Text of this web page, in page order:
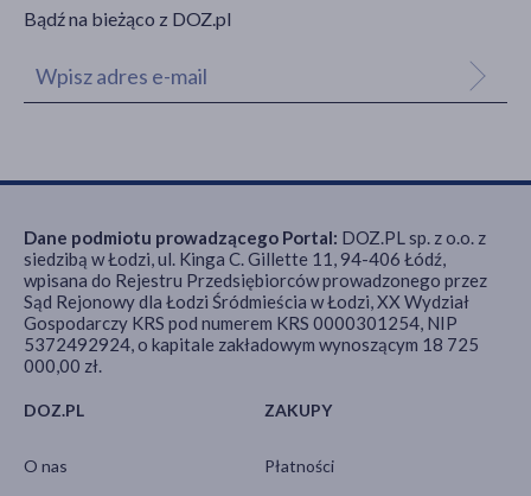
Bądź na bieżąco z DOZ.pl
DOZ.PL
O nas
ZAKUPY
Płatności
Dane podmiotu prowadzącego Portal: DOZ.PL sp. z o.o. z
siedzibą w Łodzi, ul. Kinga C. Gillette 11, 94-406 Łódź,
wpisana do Rejestru Przedsiębiorców prowadzonego przez
Sąd Rejonowy dla Łodzi Śródmieścia w Łodzi, XX Wydział
Gospodarczy KRS pod numerem KRS 0000301254, NIP
5372492924, o kapitale zakładowym wynoszącym 18 725
000,00 zł.